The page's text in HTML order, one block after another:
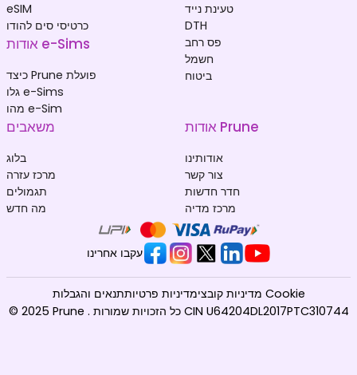
eSIM
כרטיסי סים להודו
אודות e-Sims
כיצד Prune פועלת
גלו e-Sims
מהו e-Sim
טעינת נייד
DTH
פס רחב
חשמל
ביטוח
משאבים
בלוג
מרכז עזרה
תגמולים
מה חדש
אודות Prune
אודותינו
צור קשר
חדר חדשות
מרכז מדיה
עקבו אחרינו
© 2025 Prune . כל הזכויות שמורות CIN U64204DL2017PTC310744
תנאים והגבלותמדיניות פרטיות מדיניות קובצי Cookie